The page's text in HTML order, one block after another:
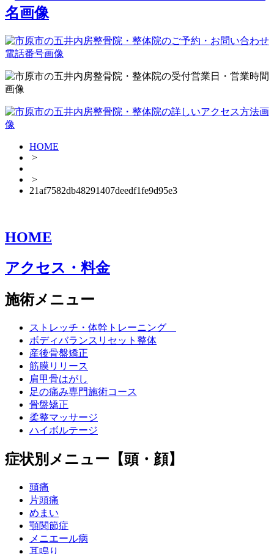
HOME
>
>
21af7582db48291407deedf1fe9d95e3
HOME
アクセス・料金
施術メニュー
ストレッチ・体幹トレーニング
ボディバランスリセット整体
産後骨盤矯正
筋膜リリース
肩甲骨はがし
足の痛み専門施術コース
骨盤矯正
柔整マッサージ
ハイボルテージ
症状別メニュー【頭・顔】
頭痛
片頭痛
めまい
顎関節症
メニエール病
耳鳴り